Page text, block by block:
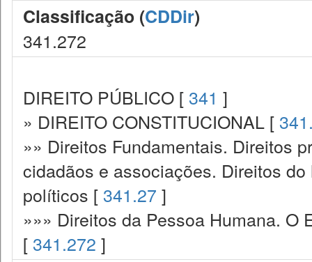
Classificação (CDDir)
341.272
DIREITO PÚBLICO [ 341 ]
» DIREITO CONSTITUCIONAL [
»» Direitos Fundamentais. Direitos
cidadãos e associações. Direitos
políticos [ 341.27 ]
»»» Direitos da Pessoa Humana.
[ 341.272 ]